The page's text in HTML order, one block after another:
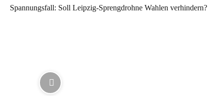
Spannungsfall: Soll Leipzig-Sprengdrohne Wahlen verhindern?